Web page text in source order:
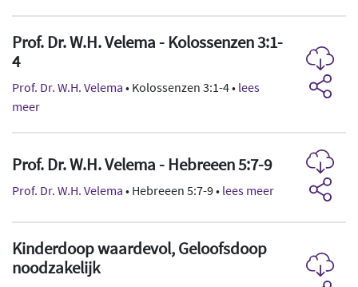
Prof. Dr. W.H. Velema - Kolossenzen 3:1-
4
Prof. Dr. W.H. Velema • Kolossenzen 3:1-4 • lees
meer
Prof. Dr. W.H. Velema - Hebreeen 5:7-9
Prof. Dr. W.H. Velema • Hebreeen 5:7-9 • lees meer
Kinderdoop waardevol, Geloofsdoop
noodzakelijk